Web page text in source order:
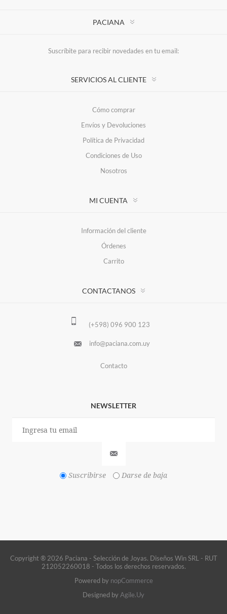
PACIANA
Suscríbite para recibir novedades en tu email:
SERVICIOS AL CLIENTE
Cómo comprar
Envíos y Devoluciones
Política de Privacidad
Condiciones de Uso
Nosotros
MI CUENTA
Información del cliente
Órdenes
Carrito
CONTACTANOS
(+598) 096 900 123
info@paciana.com.uy
Contacto
NEWSLETTER
Suscribirse Darse de baja
Copyright ® 2026 Paciana - Selección de Joyas. Diseños Win SRL - RUT
212052260018 - Todos los derechos reservados.
Powered by nopCommerce
Designed byAgile.Uy